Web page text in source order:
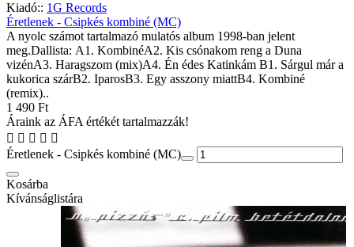
Kiadó:: 1G Records
Éretlenek - Csipkés kombiné (MC)
A nyolc számot tartalmazó mulatós album 1998-ban jelent
meg.Dallista: A1. KombinéA2. Kis csónakom reng a Duna
vizénA3. Haragszom (mix)A4. Én édes Katinkám B1. Sárgul már a
kukorica szárB2. IparosB3. Egy asszony miattB4. Kombiné
(remix)..
1 490 Ft
Áraink az ÁFA értékét tartalmazzák!
Éretlenek - Csipkés kombiné (MC)
Kosárba
Kívánságlistára